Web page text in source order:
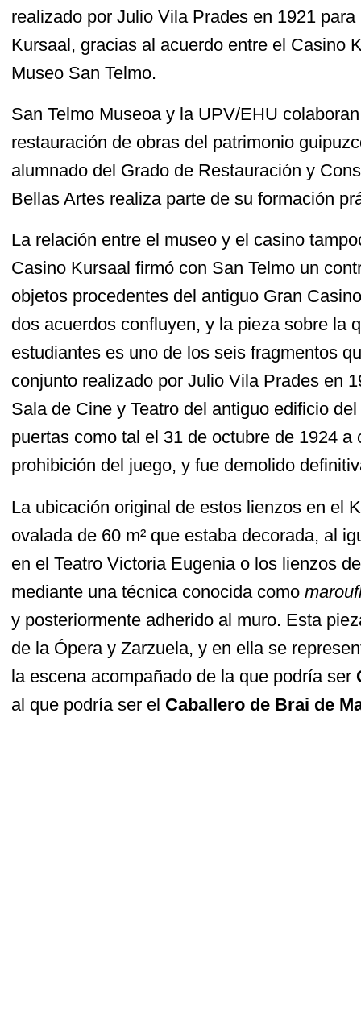
realizado por Julio Vila Prades en 1921
Kursaal, gracias al acuerdo entre el Casino
Museo San Telmo.
San Telmo Museoa y la UPV/EHU
restauración de obras del patrimonio
alumnado del Grado de Restauración y
Bellas Artes realiza parte de su formación
La relación entre el museo y el casino
Casino Kursaal firmó con San Telmo un
objetos procedentes del antiguo Gran
dos acuerdos confluyen, y la pieza sobre la
estudiantes es uno de los seis fragmentos
conjunto realizado por Julio Vila Prades en
Sala de Cine y Teatro del antiguo edificio
puertas como tal el 31 de octubre de 1924 a
prohibición del juego, y fue demolido
La ubicación original de estos lienzos en el
ovalada de 60 m² que estaba decorada, al
en el Teatro Victoria Eugenia o los lienzos
mediante una técnica conocida como
y posteriormente adherido al muro. Esta
de la Ópera y Zarzuela, y en ella se
la escena acompañado de la que podría ser
al que podría ser el Caballero de Brai de